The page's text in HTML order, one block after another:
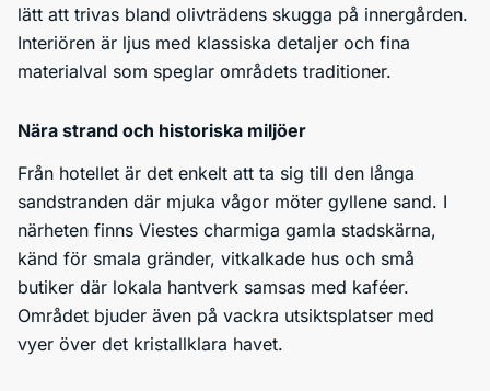
lätt att trivas bland olivträdens skugga på innergården.
Interiören är ljus med klassiska detaljer och fina
materialval som speglar områdets traditioner.
Nära strand och historiska miljöer
Från hotellet är det enkelt att ta sig till den långa
sandstranden där mjuka vågor möter gyllene sand. I
närheten finns Viestes charmiga gamla stadskärna,
känd för smala gränder, vitkalkade hus och små
butiker där lokala hantverk samsas med kaféer.
Området bjuder även på vackra utsiktsplatser med
vyer över det kristallklara havet.